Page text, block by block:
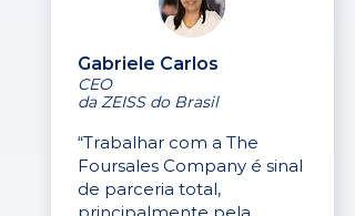
Gabriele Carlos
CEO
da ZEISS do Brasil
“Trabalhar com a The
Foursales Company é sinal
de parceria total,